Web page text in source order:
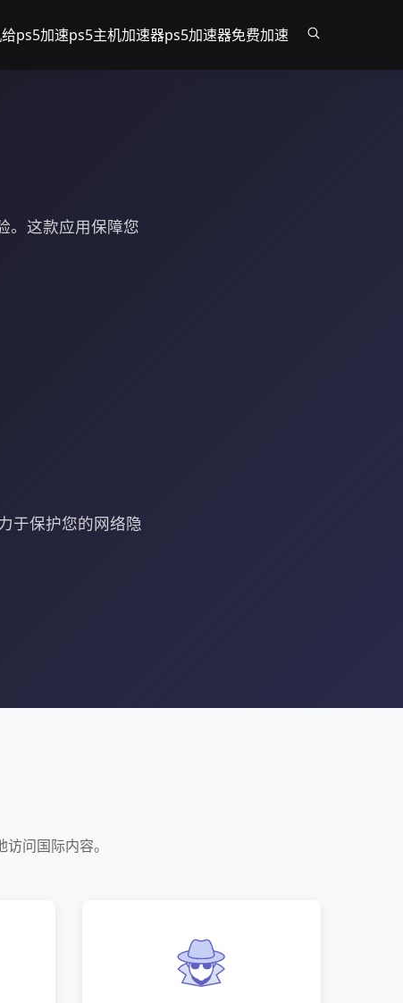
ps5加速ps5主机加速器ps5加速器免费加速
。这款应用保障您
于保护您的网络隐
问国际内容。